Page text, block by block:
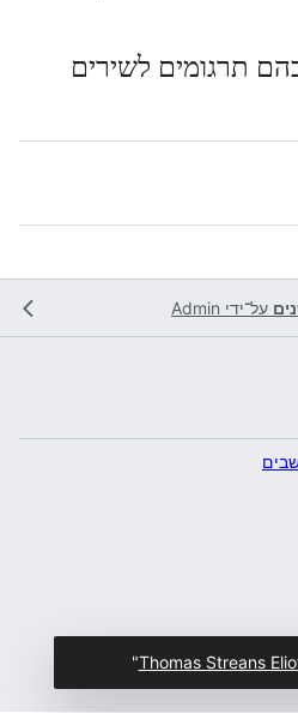
תרגומים לשירים
על־ידי Admin
Thomas Streans
"